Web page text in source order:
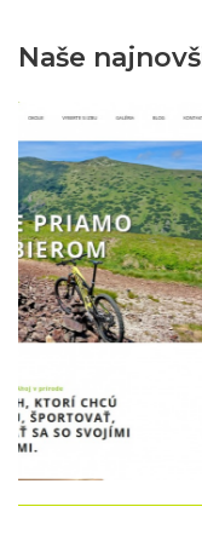
Naše
Dobrý